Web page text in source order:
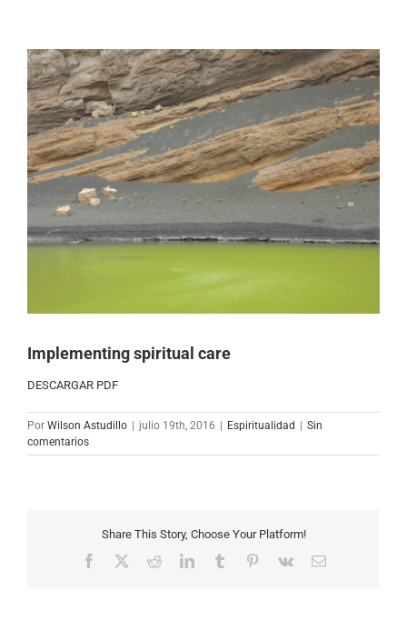
Ver
imagen
más
grande
Implementing spiritual care
DESCARGAR PDF
Por Wilson Astudillo julio 19th, 2016 Espiritualidad
Sin
comentarios
Share This Story, Choose Your Platform!
Facebook RedditLinkedInTumblr Pinterest
Vk
Correo